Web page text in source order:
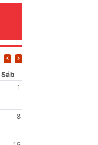
Sáb
1
Brasileiro de
8